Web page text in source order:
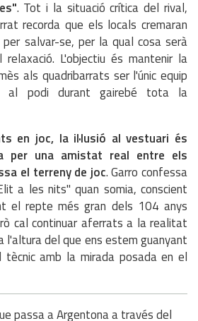
. Tot i la situació crítica del rival,
recorda que els locals cremaran
salvar-se, per la qual cosa serà
L'objectiu és mantenir la
als quadribarrats ser l'únic equip
al podi durant gairebé tota la
en joc, la il·lusió al vestuari és
per una amistat real entre els
el terreny de joc. Garro confessa
a les nits" quan somia, conscient
el repte més gran dels 104 anys
cal continuar aferrats a la realitat
l'altura del que ens estem guanyant
tècnic amb la mirada posada en el
passa a Argentona a través del